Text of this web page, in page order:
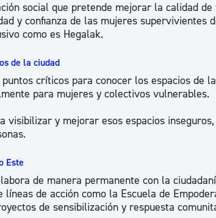
social que pretende mejorar la calidad
y confianza de las mujeres
como es Hegalak.
de la ciudad
críticos para conocer los espacios de
para mujeres y colectivos vulnerables.
visibilizar y mejorar esos espacios
Este
de manera permanente con la
líneas de acción como la Escuela de
de sensibilización y respuesta